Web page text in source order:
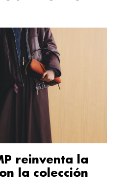
reinventa la
la colección